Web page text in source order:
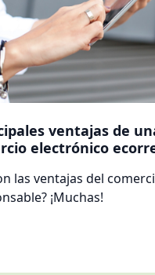
ventajas de
electrónico
las ventajas del
¡Muchas!